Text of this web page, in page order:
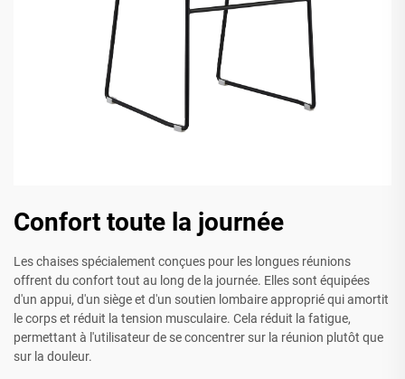
Confort toute la journée
Les chaises spécialement conçues pour les longues réunions
offrent du confort tout au long de la journée. Elles sont équipées
d'un appui, d'un siège et d'un soutien lombaire approprié qui amortit
le corps et réduit la tension musculaire. Cela réduit la fatigue,
permettant à l'utilisateur de se concentrer sur la réunion plutôt que
sur la douleur.